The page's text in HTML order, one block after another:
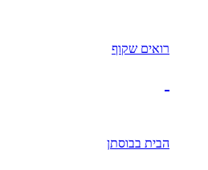
רואים שקוף
הבית בבוסתן